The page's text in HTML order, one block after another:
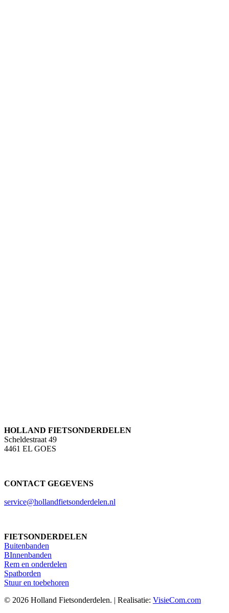
HOLLAND FIETSONDERDELEN
Scheldestraat 49
4461 EL GOES
CONTACT GEGEVENS
service@hollandfietsonderdelen.nl
FIETSONDERDELEN
Buitenbanden
BInnenbanden
Rem en onderdelen
Spatborden
Stuur en toebehoren
© 2026 Holland Fietsonderdelen. | Realisatie: VisieCom.com